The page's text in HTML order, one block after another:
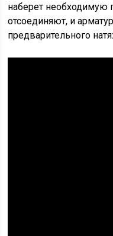
наберет необходимую
отсоединяют, и
предварительного